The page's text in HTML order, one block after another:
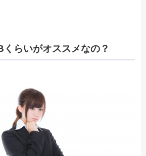
らいがオススメなの？